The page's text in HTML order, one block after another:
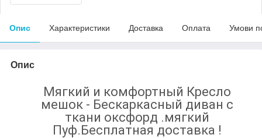
Опис Характеристики Доставка Оплата Умови
Опис
Мягкий и комфортный Кресло
мешок - Бескаркасный диван с
ткани оксфорд .мягкий
Пуф.Бесплатная доставка !